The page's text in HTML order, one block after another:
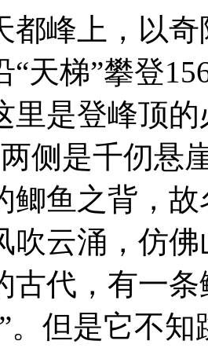
都峰上，以
“天梯”攀登
里是登峰顶
侧是千仞悬
鲫鱼之背，
吹云涌，仿
古代，有一
。但是它不